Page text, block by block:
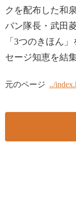
クを配布した和
バン隊長・武田
「3つのきほん
セージ知恵を結
元のページ ../